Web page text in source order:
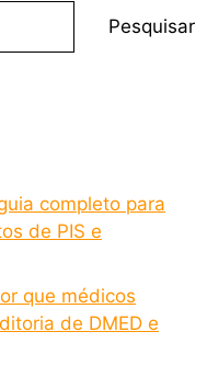
Pesquisar
completo para
de PIS e
que médicos
de DMED e